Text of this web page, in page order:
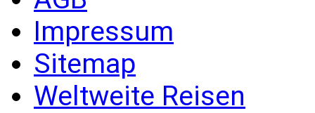
Impressum
Sitemap
Weltweite Reisen